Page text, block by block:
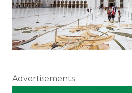
Advertisements